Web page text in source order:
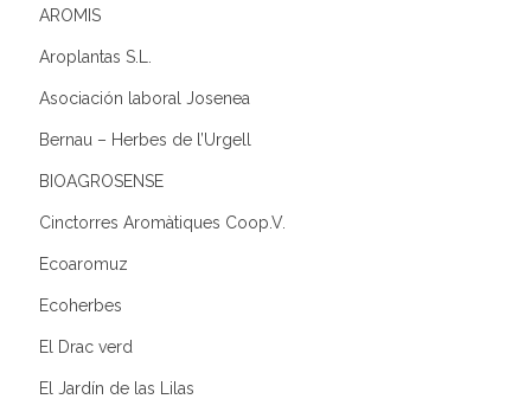
AROMIS
Aroplantas S.L.
Asociación laboral Josenea
Bernau – Herbes de l’Urgell
BIOAGROSENSE
Cinctorres Aromàtiques Coop.V.
Ecoaromuz
Ecoherbes
El Drac verd
El Jardín de las Lilas